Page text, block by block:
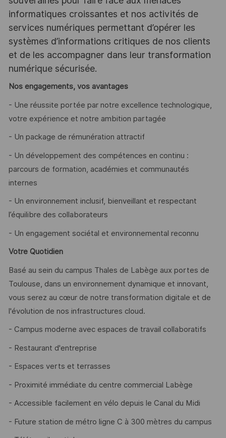
informatiques croissantes et nos activités de
services numériques permettant d’opérer les
systèmes d’informations critiques de nos clients
et de les accompagner dans leur transformation
numérique sécurisée.
Nos engagements, vos avantages
- Une réussite portée par notre excellence technologique,
votre expérience et notre ambition partagée
- Un package de rémunération attractif
- Un développement des compétences en continu :
parcours de formation, académies et communautés
internes
- Un environnement inclusif, bienveillant et respectant
l’équilibre des collaborateurs
- Un engagement sociétal et environnemental reconnu
Votre Quotidien
Basé au sein du campus Thales de Labège aux portes de
Toulouse, dans un environnement dynamique et innovant,
vous serez au cœur de notre transformation digitale et de
l'évolution de nos infrastructures cloud.
- Campus moderne avec espaces de travail collaboratifs
- Restaurant d'entreprise
- Espaces verts et terrasses
- Proximité immédiate du centre commercial Labège
- Accessible facilement en vélo depuis le Canal du Midi
- Future station de métro ligne C à 300 mètres du campus